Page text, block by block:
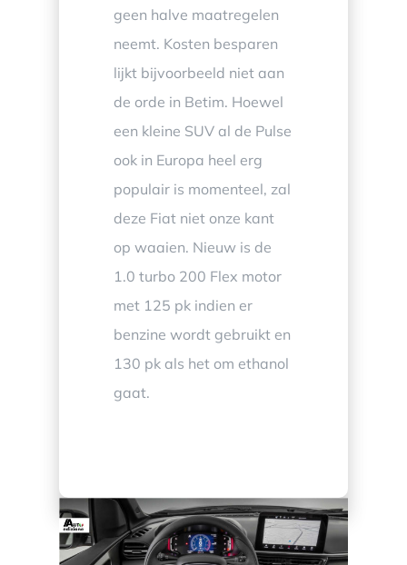
geen halve maatregelen
neemt. Kosten besparen
lijkt bijvoorbeeld niet aan
de orde in Betim. Hoewel
een kleine SUV al de Pulse
ook in Europa heel erg
populair is momenteel, zal
deze Fiat niet onze kant
op waaien. Nieuw is de
1.0 turbo 200 Flex motor
met 125 pk indien er
benzine wordt gebruikt en
130 pk als het om ethanol
gaat.